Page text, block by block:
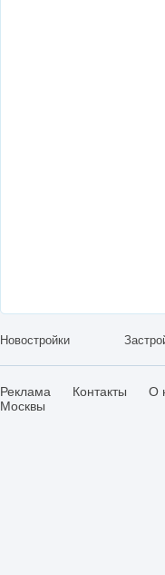
Новостройки
Реклама Контакты О
Москвы